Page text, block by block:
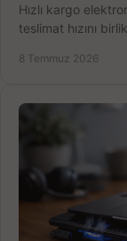
Hızlı kargo
teslimat hızını
8 Temmuz 2026